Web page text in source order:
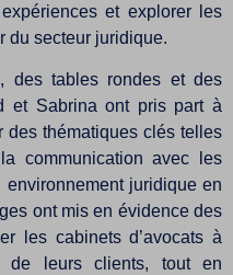
et explorer les
du secteur juridique.
des tables rondes et des
et Sabrina ont pris part à
des thématiques clés telles
communication avec les
juridique en
ont mis en évidence des
les cabinets d’avocats à
de leurs clients, tout en